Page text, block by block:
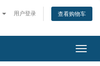
用户登录 查看购物车